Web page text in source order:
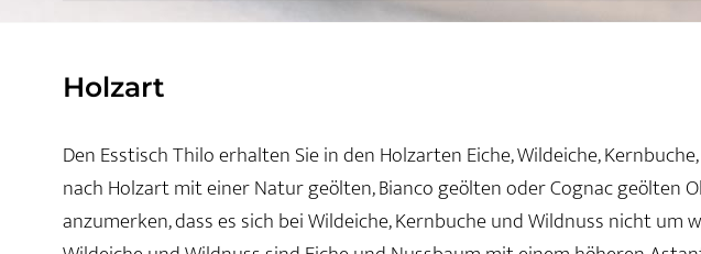
Holzart
Den Esstisch Thilo erhalten Sie in den Holzarten Eiche, Wildeiche,
nach Holzart mit einer Natur geölten, Bianco geölten oder Cognac geölten
anzumerken, dass es sich bei Wildeiche, Kernbuche und Wildnuss nicht um